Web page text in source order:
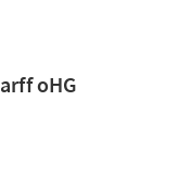
oHG